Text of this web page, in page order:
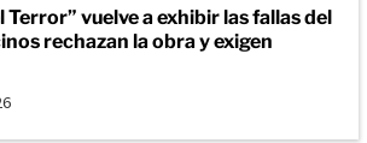
Terror” vuelve a exhibir las fallas del
rechazan la obra y exigen